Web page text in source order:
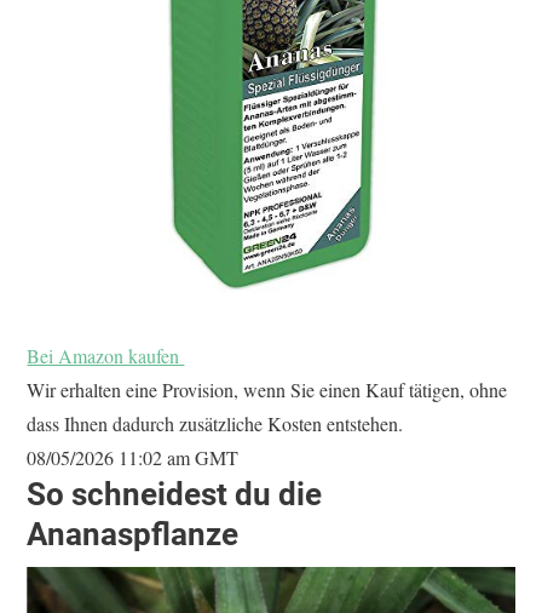
Bei Amazon kaufen
Wir erhalten eine Provision, wenn Sie einen Kauf tätigen, ohne
dass Ihnen dadurch zusätzliche Kosten entstehen.
08/05/2026 11:02 am GMT
So schneidest du die
Ananaspflanze